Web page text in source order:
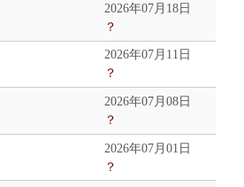
2026年07月18日
？
2026年07月11日
？
2026年07月08日
？
2026年07月01日
？